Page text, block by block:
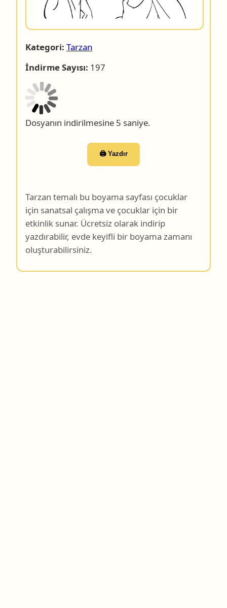
Kategori: Tarzan
İndirme Sayısı: 197
Dosyanın indirilmesine 4 saniye.
etkinlik sunar. Ücretsiz olarak indirip
yazdırabilir, evde keyifli bir boyama zamanı
oluşturabilirsiniz.